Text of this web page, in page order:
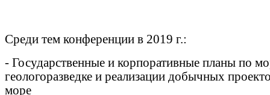
Среди тем конференции в 2019 г.:
- Государственные и корпоративные планы по
геологоразведке и реализации добычных
море